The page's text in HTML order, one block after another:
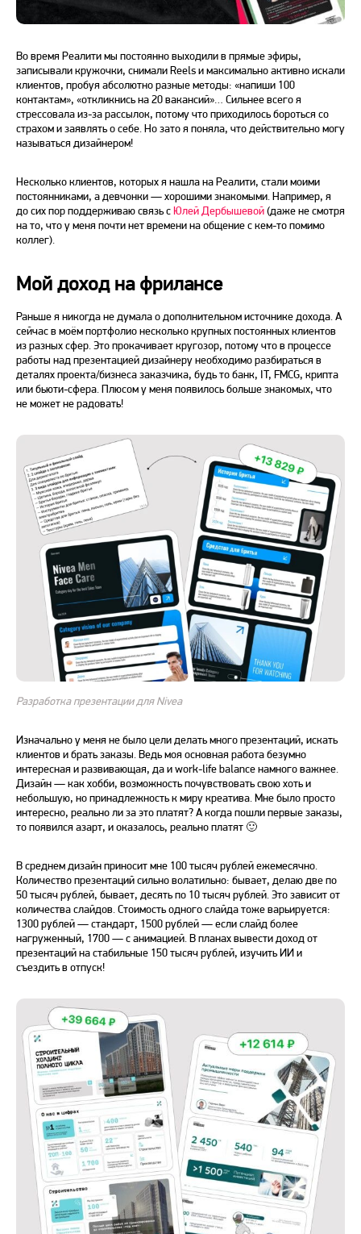
Во время Реалити мы постоянно выходили в прямые эфиры,
записывали кружочки, снимали Reels и максимально активно искали
клиентов, пробуя абсолютно разные методы: «напиши 100
контактам», «откликнись на 20 вакансий»… Сильнее всего я
стрессовала из-за рассылок, потому что приходилось бороться со
страхом и заявлять о себе. Но зато я поняла, что действительно могу
называться дизайнером!
Несколько клиентов, которых я нашла на Реалити, стали моими
постоянниками, а девчонки — хорошими знакомыми. Например, я
до сих пор поддерживаю связь сЮлей Дербышевой(даже не смотря
на то, что у меня почти нет времени на общение с кем-то помимо
коллег).
Мой доход на фрилансе
Раньше я никогда не думала о дополнительном источнике дохода. А
сейчас в моём портфолио несколько крупных постоянных клиентов
из разных сфер. Это прокачивает кругозор, потому что в процессе
работы над презентацией дизайнеру необходимо разбираться в
деталях проекта/бизнеса заказчика, будь то банк, IT, FMCG, крипта
или бьюти-сфера. Плюсом у меня появилось больше знакомых, что
не может не радовать!
Разработка презентации для Nivea
Изначально у меня не было цели делать много презентаций, искать
клиентов и брать заказы. Ведь моя основная работа безумно
интересная и развивающая, да и work-life balance намного важнее.
Дизайн — как хобби, возможность почувствовать свою хоть и
небольшую, но принадлежность к миру креатива. Мне было просто
интересно, реально ли за это платят? А когда пошли первые заказы,
то появился азарт, и оказалось, реально платят 🙂
В среднем дизайн приносит мне 100 тысяч рублей ежемесячно.
Количество презентаций сильно волатильно: бывает, делаю две по
50 тысяч рублей, бывает, десять по 10 тысяч рублей. Это зависит от
количества слайдов. Стоимость одного слайда тоже варьируется:
1300 рублей — стандарт, 1500 рублей — если слайд более
нагруженный, 1700 — с анимацией. В планах вывести доход от
презентаций на стабильные 150 тысяч рублей, изучить ИИ и
съездить в отпуск!